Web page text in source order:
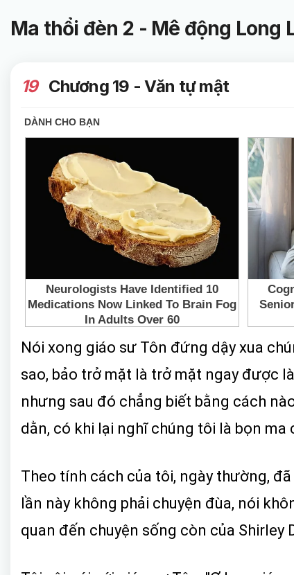
Ma thổi đèn 2 - Mê động Long
19 Chương 19 - Văn tự mật
Nói xong giáo sư Tôn đứng dậy xua
sao, bảo trở mặt là trở mặt ngay được
nhưng sau đó chẳng biết bằng cách
dằn, có khi lại nghĩ chúng tôi là bọn ma
Theo tính cách của tôi, ngày thường,
lần này không phải chuyện đùa, nói
quan đến chuyện sống còn của Shirley